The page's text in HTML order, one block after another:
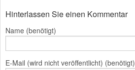
Hinterlassen Sie einen Kommentar
Name (benötigt)
E-Mail (wird nicht veröffentlicht) (benötigt)